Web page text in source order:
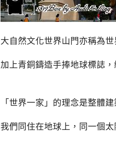
大自然文化世界山門亦稱為
加上青銅鑄造手捧地球標誌
「世界一家」的理念是整體
我們同住在地球上，同一個